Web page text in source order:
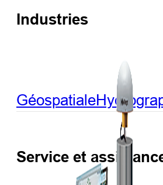
Industries
Géospatiale
Service et